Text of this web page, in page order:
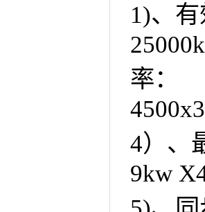
1)、
率：
4）、
9kw